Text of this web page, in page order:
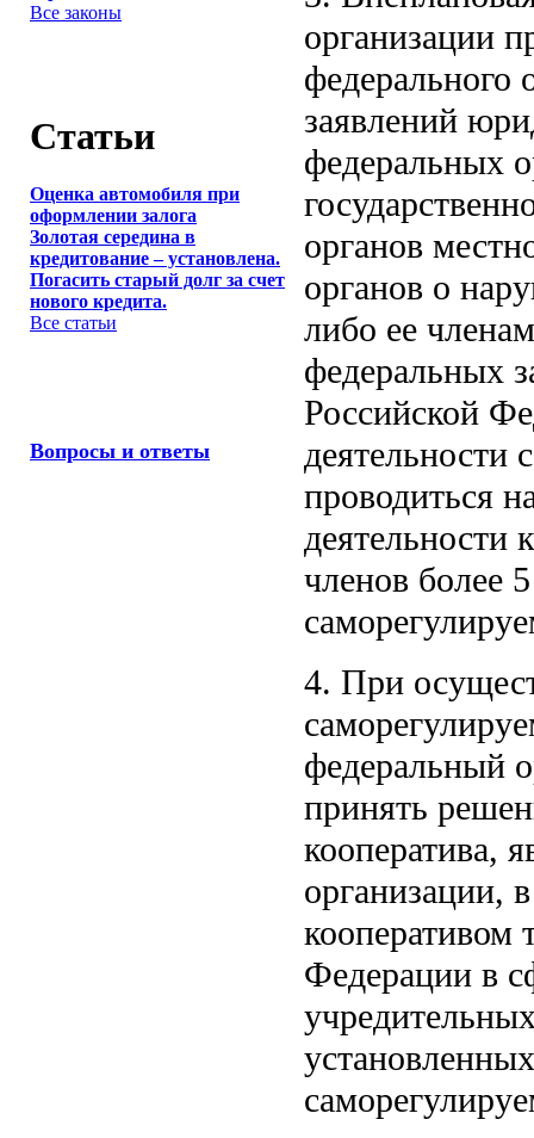
Все законы
Статьи
Оценка автомобиля при
оформлении залога
Золотая середина в
кредитование – установлена.
Погасить старый долг за счет
нового кредита.
Все статьи
Вопросы и ответы
организации
федерального
заявлений
федеральных
органов
органов о
либо ее
федеральных
Российской
деятельности
проводиться
деятельности
членов более
4. При
федеральный
принять
кооператива,
организации,
кооперативом
Федерации в